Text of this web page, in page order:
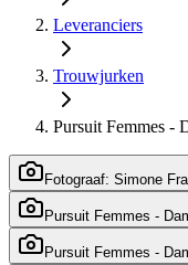
Leveranciers
Trouwjurken
Pursuit Femmes -
Fotograaf: Simone
Pursuit Femmes -
Pursuit Femmes -